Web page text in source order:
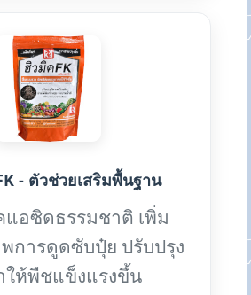
- ตัวช่วยเสริมพื้นฐาน
แอซิดธรรมชาติ เพิ่ม
การดูดซับปุ๋ย ปรับปรุง
ให้พืชแข็งแรงขึ้น